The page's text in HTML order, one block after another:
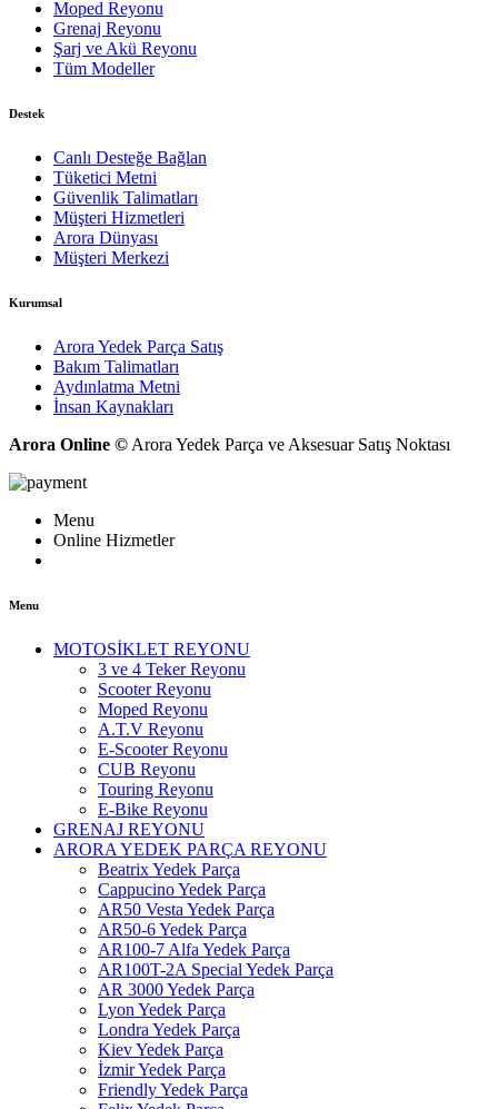
Moped Reyonu
Grenaj Reyonu
Şarj ve Akü Reyonu
Tüm Modeller
Destek
Canlı Desteğe Bağlan
Tüketici Metni
Güvenlik Talimatları
Müşteri Hizmetleri
Arora Dünyası
Müşteri Merkezi
Kurumsal
Arora Yedek Parça Satış
Bakım Talimatları
Aydınlatma Metni
İnsan Kaynakları
Arora Online © Arora Yedek Parça ve Aksesuar Satış Noktası
Menu
Online Hizmetler
Menu
MOTOSİKLET REYONU
3 ve 4 Teker Reyonu
Scooter Reyonu
Moped Reyonu
A.T.V Reyonu
E-Scooter Reyonu
CUB Reyonu
Touring Reyonu
E-Bike Reyonu
GRENAJ REYONU
ARORA YEDEK PARÇA REYONU
Beatrix Yedek Parça
Cappucino Yedek Parça
AR50 Vesta Yedek Parça
AR50-6 Yedek Parça
AR100-7 Alfa Yedek Parça
AR100T-2A Special Yedek Parça
AR 3000 Yedek Parça
Lyon Yedek Parça
Londra Yedek Parça
Kiev Yedek Parça
İzmir Yedek Parça
Friendly Yedek Parça